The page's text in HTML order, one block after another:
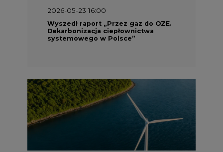
2026-05-23 16:00
Wyszedł raport „Przez gaz do OZE.
Dekarbonizacja ciepłownictwa
systemowego w Polsce”